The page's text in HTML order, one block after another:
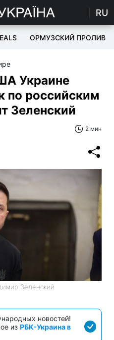
RU
ОРМУЗСКИЙ ПРОЛИВ
Украине
по российским
Зеленский
2 мин
Зеленский
новостей!
из РБК-Украина в